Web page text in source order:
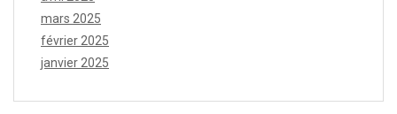
mars 2025
février 2025
janvier 2025